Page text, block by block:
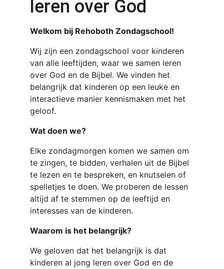
leren over God
Welkom bij Rehoboth Zondagschool!
Wij zijn een zondagschool voor kinderen
van alle leeftijden, waar we samen leren
over God en de Bijbel. We vinden het
belangrijk dat kinderen op een leuke en
interactieve manier kennismaken met het
geloof.
Wat doen we?
Elke zondagmorgen komen we samen om
te zingen, te bidden, verhalen uit de Bijbel
te lezen en te bespreken, en knutselen of
spelletjes te doen. We proberen de lessen
altijd af te stemmen op de leeftijd en
interesses van de kinderen.
Waarom is het belangrijk?
We geloven dat het belangrijk is dat
kinderen al jong leren over God en de